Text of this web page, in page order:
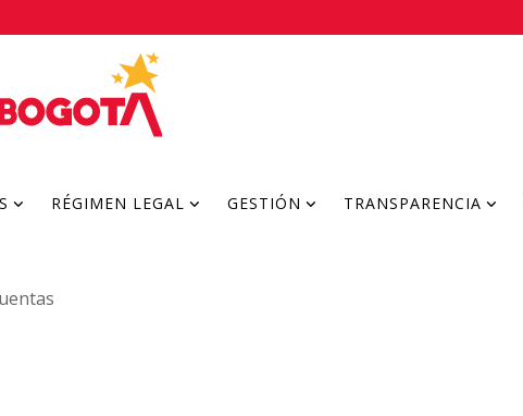
RÉGIMEN LEGAL GESTIÓN TRANSPARENCIA